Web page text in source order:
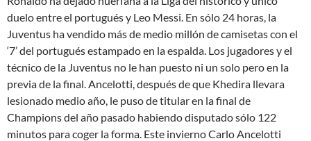
duelo entre el portugués y Leo Messi. En sólo 24 horas, la
Juventus ha vendido más de medio millón de camisetas con el
‘7’ del portugués estampado en la espalda. Los jugadores y el
técnico de la Juventus no le han puesto ni un solo pero en la
previa de la final. Ancelotti, después de que Khedira llevara
lesionado medio año, le puso de titular en la final de
Champions del año pasado habiendo disputado sólo 122
minutos para coger la forma. Este invierno Carlo Ancelotti